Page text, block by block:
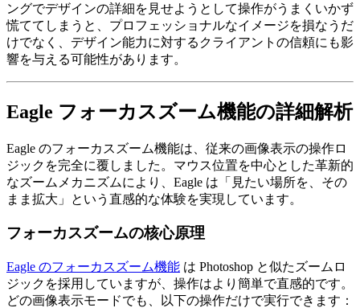
ングでデザインの詳細を見せようとして操作がうまくいかず
慌ててしまうと、プロフェッショナルなイメージを損なうだ
けでなく、デザイン能力に対するクライアントの信頼にも影
響を与える可能性があります。
Eagle フォーカスズーム機能の詳細解析
Eagle のフォーカスズーム機能は、従来の画像表示の操作ロ
ジックを完全に覆しました。マウス位置を中心とした革新的
なズームメカニズムにより、Eagle は「見たい場所を、その
まま拡大」という直感的な体験を実現しています。
フォーカスズームの核心原理
Eagle のフォーカスズーム機能 は Photoshop と似たズームロ
ジックを採用していますが、操作はより簡単で直感的です。
どの画像表示モードでも、以下の操作だけで実行できます：